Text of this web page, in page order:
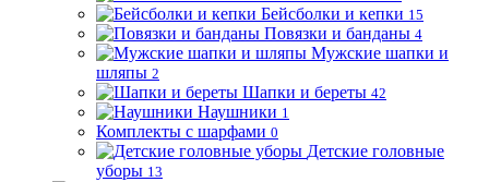
Бейсболки и кепки 15
Повязки и банданы 4
Мужские шапки и
шляпы 2
Шапки и береты 42
Наушники 1
Комплекты с шарфами 0
Детские головные
уборы 13